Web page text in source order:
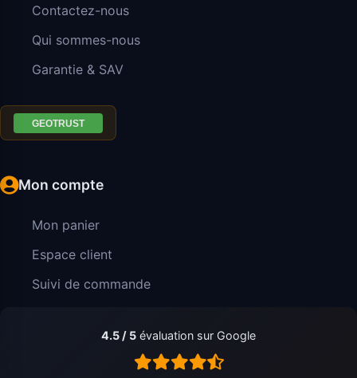
Contactez-nous
Qui sommes-nous
Garantie & SAV
Mon compte
Mon panier
Espace client
Suivi de commande
4.5 / 5 évaluation sur Google